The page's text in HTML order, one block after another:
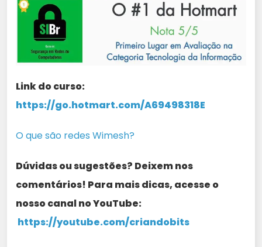
Link do curso:
https://go.hotmart.com/A69498318E
O que são redes Wimesh?
Dúvidas ou sugestões? Deixem nos
comentários! Para mais dicas, acesse o
nosso canal no YouTube:
https://youtube.com/criandobits